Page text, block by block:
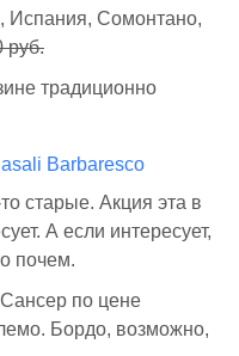
, Испания, Сомонтано,
руб.
традиционно
старые. Акция эта в
А если интересует,
почем.
по цене
Бордо, возможно,